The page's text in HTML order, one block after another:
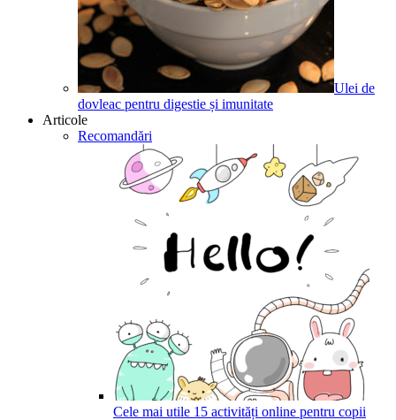
Ulei de
dovleac pentru digestie și imunitate
Articole
Recomandări
Cele mai utile 15 activități online pentru copii